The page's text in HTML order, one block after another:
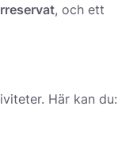
, och ett
Här kan du: